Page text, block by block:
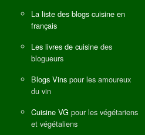
La liste des blogs cuisine en
français
Les livres de cuisine des
blogueurs
Blogs Vins pour les amoureux
du vin
Cuisine VG pour les végétariens
et végétaliens